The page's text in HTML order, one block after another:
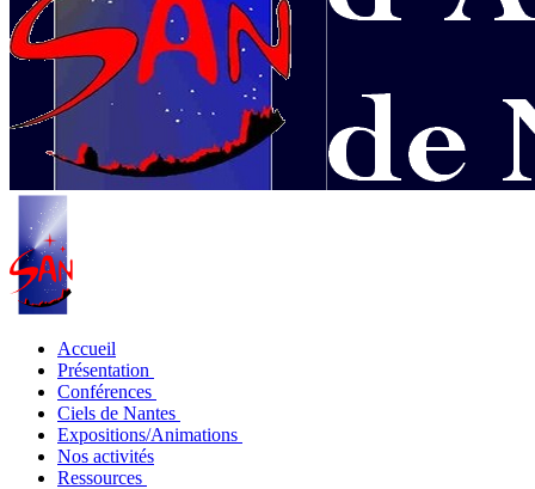
Accueil
Présentation
Conférences
Ciels de Nantes
Expositions/Animations
Nos activités
Ressources